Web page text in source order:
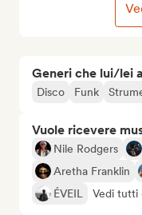
Generi che lui/lei
Disco Funk
Vuole ricevere
Nile Rodgers
Aretha Franklin
ÉVEIL
Vedi tutti